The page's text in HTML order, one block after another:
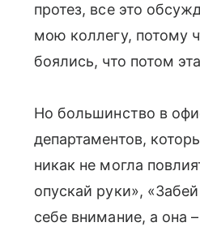
протез, все это
мою коллегу, потому
боялись, что потом
Но большинство в
департаментов,
никак не могла
опускай руки»,
себе внимание, а она